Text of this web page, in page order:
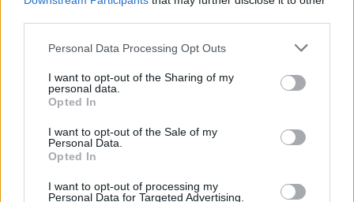
Personal Data Processing Opt Outs
I want to opt-out of the Sharing of my
personal data.
Opted In
I want to opt-out of the Sale of my
Personal Data.
Opted In
I want to opt-out of processing my
Personal Data for Targeted Advertising.